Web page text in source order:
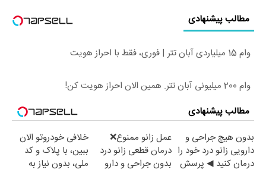
مطالب پیشنهادی
وام 15 میلیاردی آبان تتر | فوری، فقط با احراز هویت
وام 200 میلیونی آبان تتر. همین الان احراز هویت کن!
مطالب پیشنهادی
بدون هیچ جراحی و
دارویی زانو درد خود را
درمان کنید ◀ پرسش
عمل زانو ممنوع❌
درمان قطعی زانو درد
بدون جراحی و دارو
خلافی خودروتو الان
ببین، با پلاک و کد
ملی، بدون نیاز به